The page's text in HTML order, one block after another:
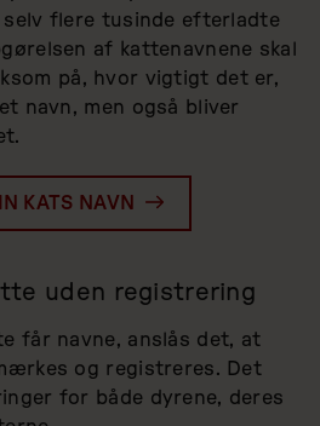
flere tusinde efterladte
af kattenavnene skal
på, hvor vigtigt det er,
navn, men også bliver
KATS NAVN
uden registrering
får navne, anslås det, at
og registreres. Det
for både dyrene, deres